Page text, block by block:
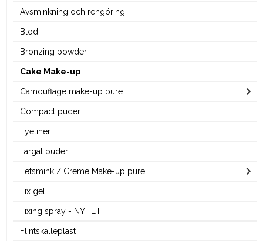
Avsminkning och rengöring
Blod
Bronzing powder
Cake Make-up
Camouflage make-up pure
Compact puder
Eyeliner
Färgat puder
Fetsmink / Creme Make-up pure
Fix gel
Fixing spray - NYHET!
Flintskalleplast